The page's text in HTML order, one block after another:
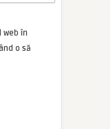
web în
o să